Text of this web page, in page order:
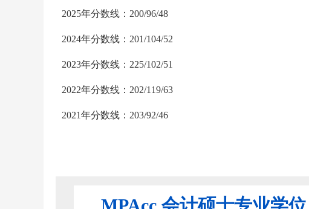
2025年分数线：200/96/48
2024年分数线：201/104/52
2023年分数线：225/102/51
2022年分数线：202/119/63
2021年分数线：203/92/46